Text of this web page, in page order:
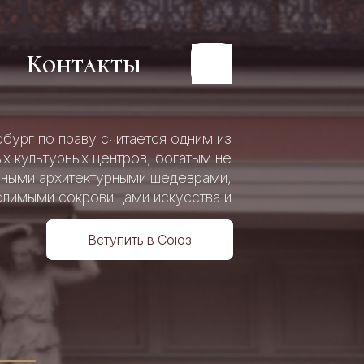
по праву считается одним из
культурных центров, богатым не
архитектурными шедеврами,
сокровищами искусства и
истории.
Контакты
Контакты
Вступить в Союз